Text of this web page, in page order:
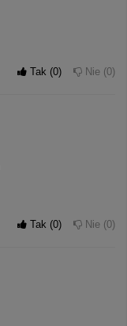
Tak 0 Nie 0
Tak 0 Nie 0